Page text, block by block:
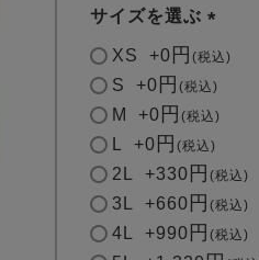
サイズを選ぶ
(
)
XS +0 税込
S +0 税込
M +0 税込
+0 税込
2L +330 税込
3L +660 税込
4L +990 税込